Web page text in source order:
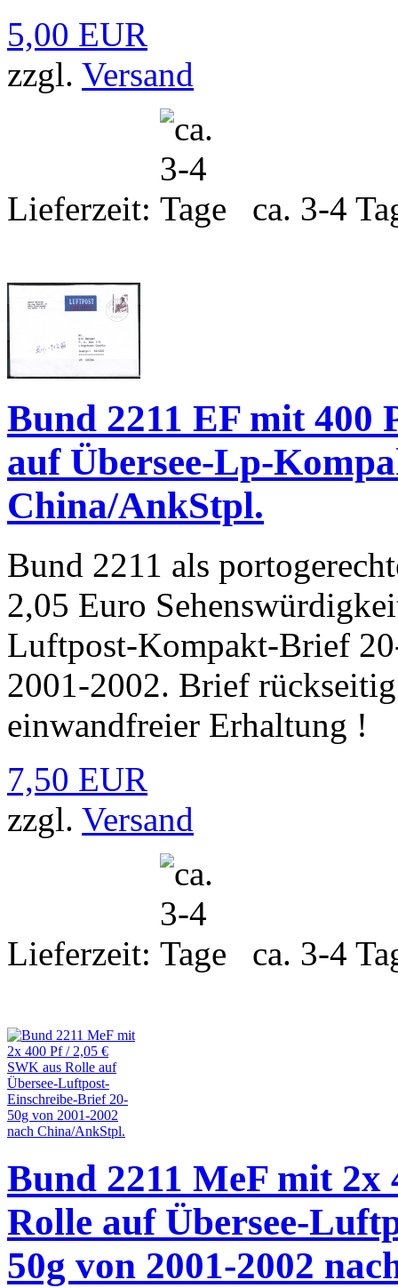
5,00 EUR
zzgl. Versand
Lieferzeit: ca. 3-4
Bund 2211 EF mit 400
auf Übersee-Lp-
China/AnkStpl.
Bund 2211 als
2,05 Euro
Luftpost-Kompakt-Brief
2001-2002. Brief
einwandfreier Erhaltung !
7,50 EUR
zzgl. Versand
Lieferzeit: ca. 3-4
Bund 2211 MeF mit 2x
Rolle auf Übersee-
50g von 2001-2002